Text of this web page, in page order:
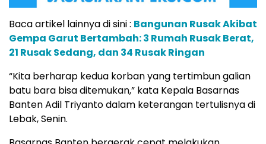
Baca artikel lainnya di sini : Bangunan Rusak Akibat
Gempa Garut Bertambah: 3 Rumah Rusak Berat,
21 Rusak Sedang, dan 34 Rusak Ringan
“Kita berharap kedua korban yang tertimbun galian
batu bara bisa ditemukan,” kata Kepala Basarnas
Banten Adil Triyanto dalam keterangan tertulisnya di
Lebak, Senin.